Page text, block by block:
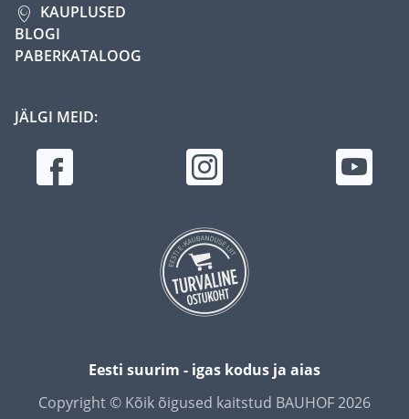
KAUPLUSED
BLOGI
PABERKATALOOG
JÄLGI MEID:
Eesti suurim - igas kodus ja aias
Copyright © Kõik õigused kaitstud BAUHOF 2026